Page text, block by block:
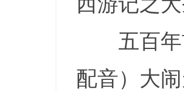
五百年
配音）大